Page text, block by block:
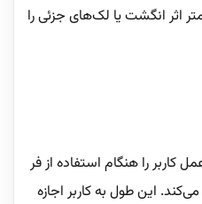
اثر انگشت یا لک‌های جزئی را
آزادی عمل کاربر را هنگام استفاده از فر
این طول به کاربر اجازه